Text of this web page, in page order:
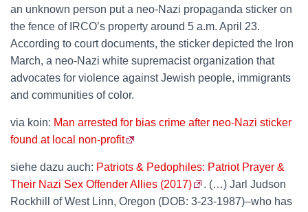
an unknown person put a neo-Nazi propaganda sticker on
the fence of IRCO’s property around 5 a.m. April 23.
According to court documents, the sticker depicted the Iron
March, a neo-Nazi white supremacist organization that
advocates for violence against Jewish people, immigrants
and communities of color.
via koin: Man arrested for bias crime after neo-Nazi sticker
found at local non-profit
siehe dazu auch: Patriots & Pedophiles: Patriot Prayer &
Their Nazi Sex Offender Allies (2017)
. (…) Jarl Judson
Rockhill of West Linn, Oregon (DOB: 3-23-1987)–who has